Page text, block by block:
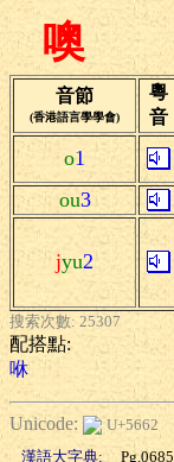
噢
音節
(香港語言學學會)
粵
音
o1
ou3
jyu2
搜索次數: 25307
配搭點:
咻
Unicode:
U+5662
漢語大字典:
Pg.0685